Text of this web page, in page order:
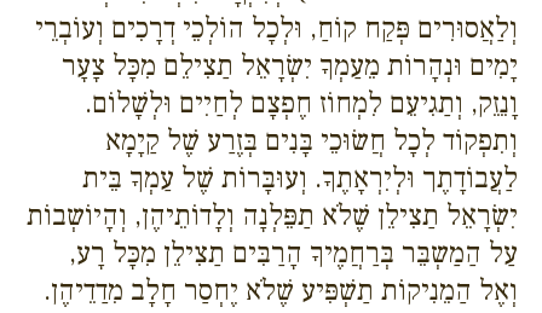
וְלַאֲסוּרִים פְּקַח קוֹחַ, וּלְכָל הוֹלְכֵי דְרָכִים וְעוֹבְרֵי
יָמִים וּנְהָרוֹת מֵעַמְךָ יִשְׂרָאֵל תַצִילֵם מִכָּל צָעָר
וָנֵזֵק, וְתַגִיעֵם לִמְחוֹז חֶפְצָם לְחַיִים וּלְשָׁלוֹם.
וְתִפְקוֹד לְכָל חֲשׂוּכֵי בָּנִים בְּזֶרַע שֶׁל קַיָמָא
לַעֲבוֹדָתֶך וּלְיִרְאָתֶךָ. וְעוּבָּרוֹת שֶׁל עַמְךָ בֵּית
יִשְׂרָאֵל תַצִילֵן שֶׁלֹא תַפֵּלְנָה וְלָדוֹתֵיהֶן, וְהָיוֹשְבוֹת
עַל הַמַשְבֵּר בְּרַחֲמֶיךָ הָרַבִּים תַצִילֵן מִכָּל רָע,
וְאֶל הַמֵנִיקוֹת תַשְׁפִּיע שֶׁלֹא יֶחְסַר חָלָב מִדַדֵיהֶן.